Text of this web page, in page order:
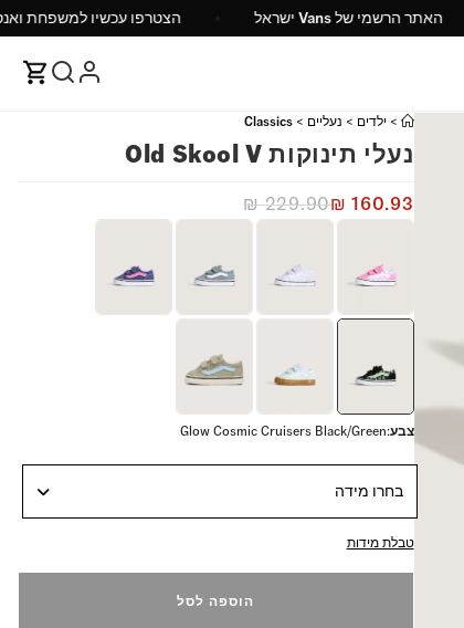
האתר הרשמי של Vans ישראל הצטרפו עכשיו
>ילדים > נעליים >
Classics
נעלי תינוקות Old Skool V
₪229.90₪ 160.93
צבע:
Glow Cosmic Cruisers Black/Green
בחרו מידה
טבלת מידות
הוספה לסל